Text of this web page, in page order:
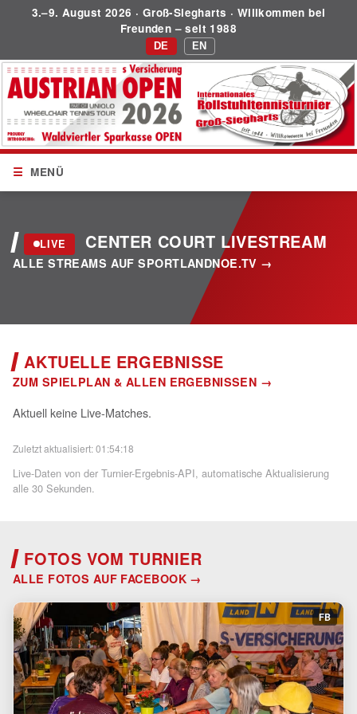
3.–9. August 2026 · Groß-Siegharts · Willkommen bei
Freunden – seit 1988
DE EN
MENÜ
LIVE CENTER COURT LIVESTREAM
ALLE STREAMS AUF SPORTLANDNOE.TV
Livestream starten
Beim Start des Streams wird eine Verbindung zum
Adresse übertragen. Details in der
Datenschutzerklärung.
▶ Stream starten
AKTUELLE ERGEBNISSE
ZUM SPIELPLAN & ALLEN ERGEBNISSEN
Aktuell keine Live-Matches.
Zuletzt aktualisiert: 01:54:18
Live-Daten von der Turnier-Ergebnis-API, automatische Aktualisierung
alle 30 Sekunden.
FOTOS VOM TURNIER
ALLE FOTOS AUF FACEBOOK
FB